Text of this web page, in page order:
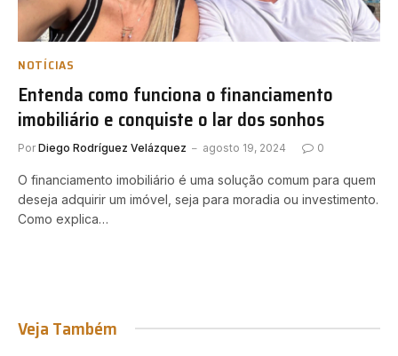
NOTÍCIAS
Entenda como funciona o financiamento
imobiliário e conquiste o lar dos sonhos
Por Diego Rodríguez Velázquez agosto 19, 2024 0
O financiamento imobiliário é uma solução comum para quem
deseja adquirir um imóvel, seja para moradia ou investimento.
Como explica…
Veja Também